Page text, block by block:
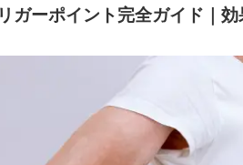
ガーポイント完全ガイド｜